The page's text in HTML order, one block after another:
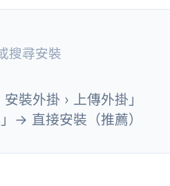
搜尋安裝
裝外掛 › 上傳外掛」
」→ 直接安裝（推薦）